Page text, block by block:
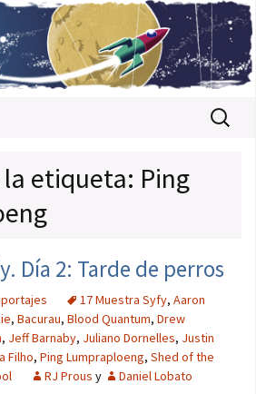
Buscar:
etiqueta: Ping
Día 2: Tarde de perros
17 Muestra Syfy, Aaron
, Bacurau, Blood Quantum, Drew
, Jeff Barnaby, Juliano Dornelles, Justin
Filho, Ping Lumpraploeng, Shed of the
RJ Prous y Daniel Lobato